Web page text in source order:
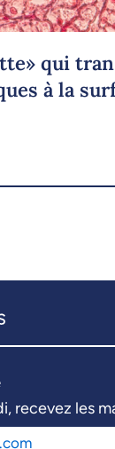
qui
à la
recevez les